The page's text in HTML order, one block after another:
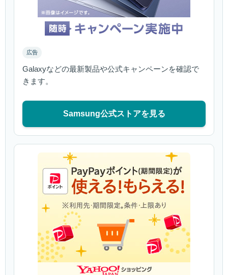
広告
Galaxyなどの最新製品や公式キャンペーンを確認で
きます。
Samsung公式ストアを見る